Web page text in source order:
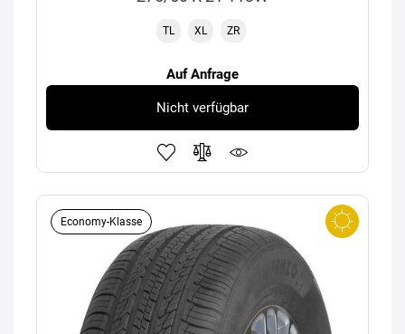
TL XL ZR
Auf Anfrage
Nicht verfügbar
Economy-Klasse